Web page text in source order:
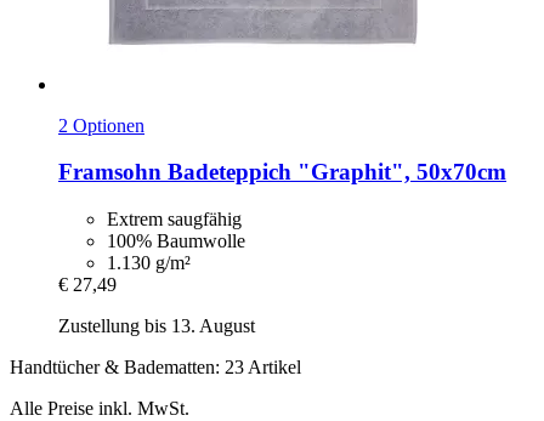
2 Optionen
Framsohn Badeteppich "Graphit", 50x70cm
Extrem saugfähig
100% Baumwolle
1.130 g/m²
€ 27,49
Zustellung bis 13. August
Handtücher & Badematten: 23 Artikel
Alle Preise inkl. MwSt.